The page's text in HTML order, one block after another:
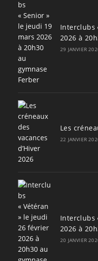
Interclubs
2026 à
29 JANVIER
Les
22 JANVIER
Interclubs
2026 à
20 JANVIER